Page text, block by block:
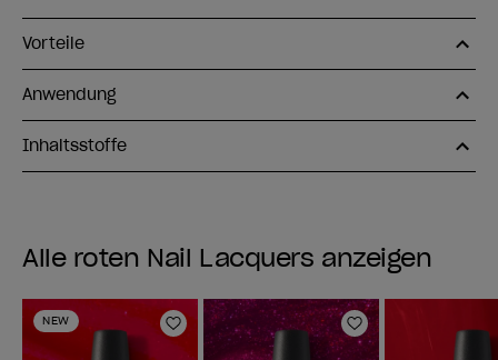
Vorteile
Anwendung
Inhaltsstoffe
Alle roten Nail Lacquers anzeigen
NEW
Zur Wunschliste hinzufügen
Zur